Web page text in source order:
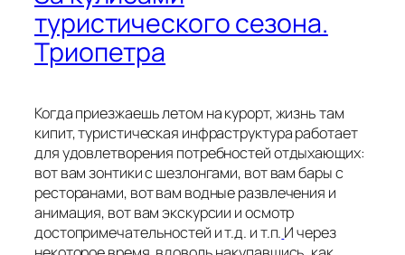
туристического сезона.
Триопетра
Когда приезжаешь летом на курорт, жизнь там
кипит, туристическая инфраструктура работает
для удовлетворения потребностей отдыхающих:
вот вам зонтики с шезлонгами, вот вам бары с
ресторанами, вот вам водные развлечения и
анимация, вот вам экскурсии и осмотр
достопримечательностей и т.д. и т.п. И через